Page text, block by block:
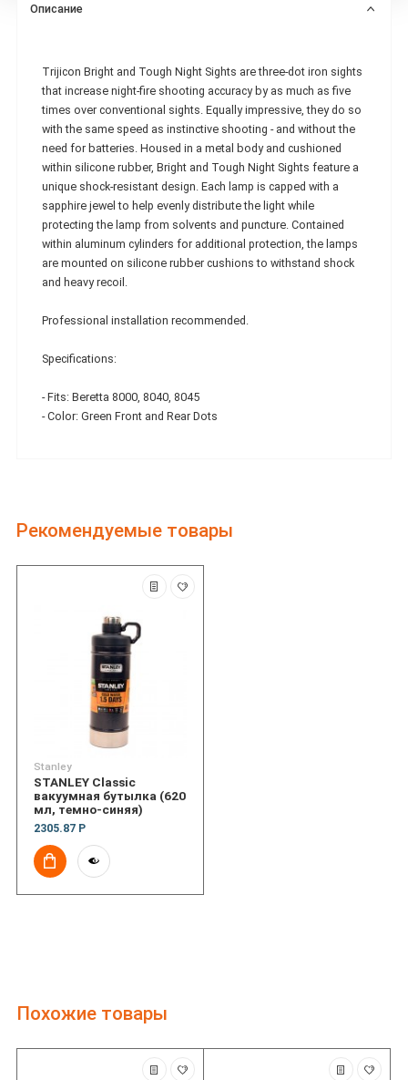
Описание
Trijicon Bright and Tough Night Sights are three-dot iron sights
that increase night-fire shooting accuracy by as much as five
times over conventional sights. Equally impressive, they do so
with the same speed as instinctive shooting - and without the
need for batteries. Housed in a metal body and cushioned
within silicone rubber, Bright and Tough Night Sights feature a
unique shock-resistant design. Each lamp is capped with a
sapphire jewel to help evenly distribute the light while
protecting the lamp from solvents and puncture. Contained
within aluminum cylinders for additional protection, the lamps
are mounted on silicone rubber cushions to withstand shock
and heavy recoil.
Professional installation recommended.
Specifications:
- Fits: Beretta 8000, 8040, 8045
- Color: Green Front and Rear Dots
Рекомендуемые товары
Stanley
STANLEY Classic
вакуумная бутылка (620
мл, темно-синяя)
2305.87 Р
Похожие товары